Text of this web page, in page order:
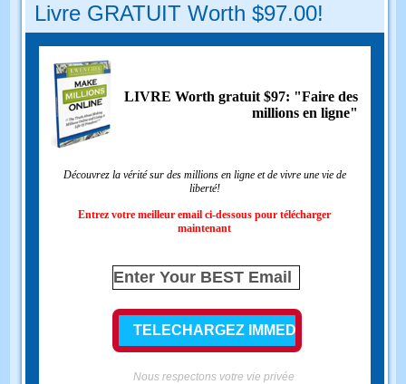
Livre GRATUIT Worth $97.00!
LIVRE Worth gratuit $97: "Faire des
millions en ligne"
Découvrez la vérité sur des millions en ligne et de vivre une vie de
liberté!
Entrez votre meilleur email ci-dessous pour télécharger
maintenant
Nous respectons votre vie privée